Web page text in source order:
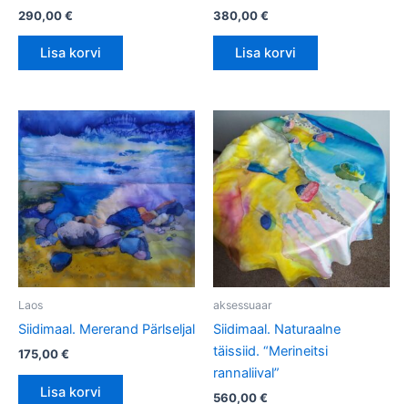
290,00€
Lisa korvi
380,00€
Lisa korvi
Laos
Siidimaal. Mererand Pärlseljal
175,00€
Lisa korvi
aksessuaar
Siidimaal. Naturaalne
täissiid. “Merineitsi
rannaliival”
560,00€